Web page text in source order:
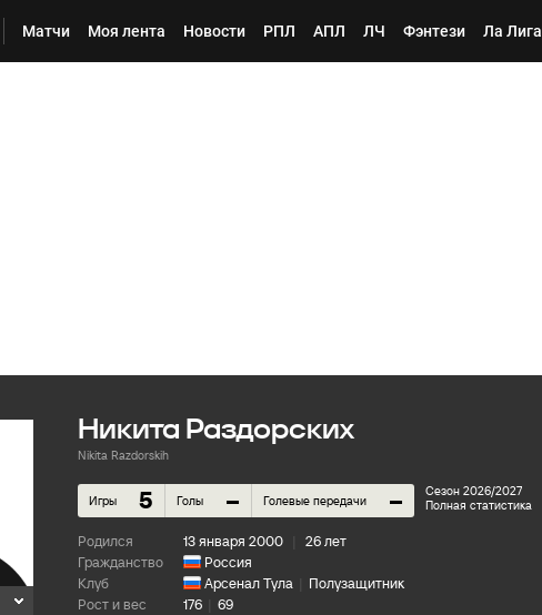
Матчи Моя лента Новости РПЛ АПЛ ЛЧ Фэнтези Ла Лига
Никита Раздорских
Nikita Razdorskih
Игры 5 Голы – Голевые передачи –
Сезон 2026/2027
Полная статистика
Родился 13 января 2000
26 лет
Гражданство
Россия
Клуб
Арсенал Тула
Полузащитник
Рост и вес
176 69